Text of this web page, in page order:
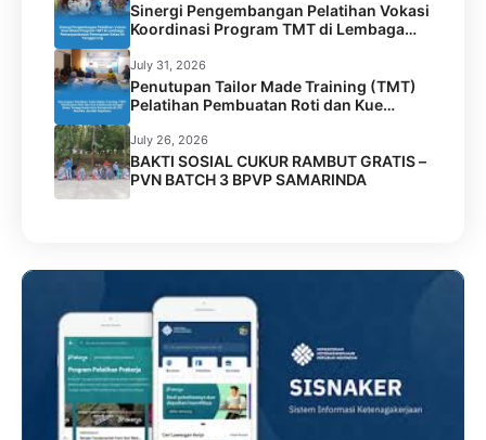
Sinergi Pengembangan Pelatihan Vokasi
Koordinasi Program TMT di Lembaga
Permasyarakatan Perempuan Kelas IIA
Tenggarong
July 31, 2026
Penutupan Tailor Made Training (TMT)
Pelatihan Pembuatan Roti dan Kue
Kolaborasi BPVP Samarinda dengan
Disnaker Kota Samarinda di LPK Mustika
Jamilah Sejahtera
July 26, 2026
BAKTI SOSIAL CUKUR RAMBUT GRATIS –
PVN BATCH 3 BPVP SAMARINDA